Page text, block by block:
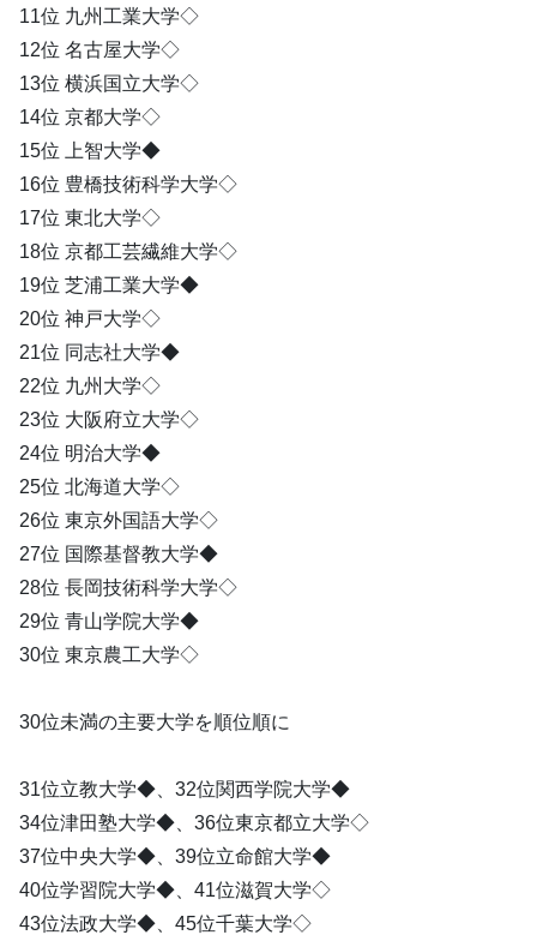
11位 九州工業大学◇
12位 名古屋大学◇
13位 横浜国立大学◇
14位 京都大学◇
15位 上智大学◆
16位 豊橋技術科学大学◇
17位 東北大学◇
18位 京都工芸繊維大学◇
19位 芝浦工業大学◆
20位 神戸大学◇
21位 同志社大学◆
22位 九州大学◇
23位 大阪府立大学◇
24位 明治大学◆
25位 北海道大学◇
26位 東京外国語大学◇
27位 国際基督教大学◆
28位 長岡技術科学大学◇
29位 青山学院大学◆
30位 東京農工大学◇
30位未満の主要大学を順位順に
31位立教大学◆、32位関西学院大学◆
34位津田塾大学◆、36位東京都立大学◇
37位中央大学◆、39位立命館大学◆
40位学習院大学◆、41位滋賀大学◇
43位法政大学◆、45位千葉大学◇